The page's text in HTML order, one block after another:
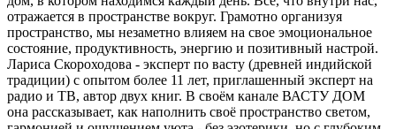
отражается в пространстве вокруг. Грамотно организуя
пространство, мы незаметно влияем на свое эмоциональное
состояние, продуктивность, энергию и позитивный настрой.
Лариса Скороходова - эксперт по васту (древней индийской
традиции) с опытом более 11 лет, приглашенный эксперт на
радио и ТВ, автор двух книг. В своём канале ВАСТУ ДОМ
она рассказывает, как наполнить своё пространство светом,